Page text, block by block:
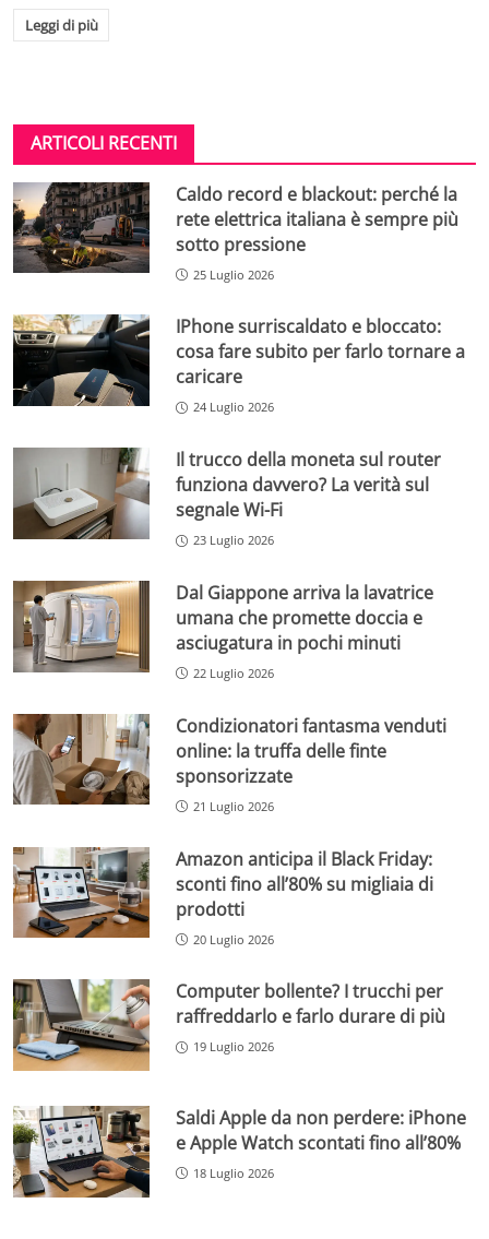
Leggi di più
ARTICOLI RECENTI
Caldo record e blackout: perché la
rete elettrica italiana è sempre più
sotto pressione
25 Luglio 2026
IPhone surriscaldato e bloccato:
cosa fare subito per farlo tornare a
caricare
24 Luglio 2026
Il trucco della moneta sul router
funziona davvero? La verità sul
segnale Wi-Fi
23 Luglio 2026
Dal Giappone arriva la lavatrice
umana che promette doccia e
asciugatura in pochi minuti
22 Luglio 2026
Condizionatori fantasma venduti
online: la truffa delle finte
sponsorizzate
21 Luglio 2026
Amazon anticipa il Black Friday:
sconti fino all’80% su migliaia di
prodotti
20 Luglio 2026
Computer bollente? I trucchi per
raffreddarlo e farlo durare di più
19 Luglio 2026
Saldi Apple da non perdere: iPhone
e Apple Watch scontati fino all’80%
18 Luglio 2026